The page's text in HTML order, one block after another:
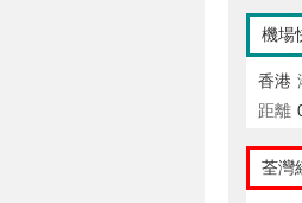
機場
香港
距離
荃灣